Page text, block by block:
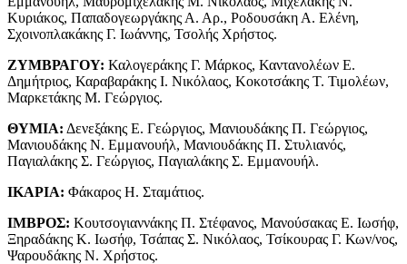
Κυριάκος, Παπαδογεωργάκης Α. Αρ., Ροδουσάκη Α. Ελένη,
Σχοινοπλακάκης Γ. Ιωάννης, Τσολής Χρήστος.
ΖΥΜΒΡΑΓΟΥ: Καλογεράκης Γ. Μάρκος, Καντανολέων Ε.
Δημήτριος, Καραβαράκης I. Νικόλαος, Κοκοτσάκης Τ. Τιμολέων,
Μαρκετάκης Μ. Γεώργιος.
ΘΥΜΙΑ: Δενεξάκης Ε. Γεώργιος, Μανιουδάκης Π. Γεώργιος,
Μανιουδάκης Ν. Εμμανουήλ, Μανιουδάκης Π. Στυλιανός,
Παγιαλάκης Σ. Γεώργιος, Παγιαλάκης Σ. Εμμανουήλ.
ΙΚΑΡΙΑ: Φάκαρος Η. Σταμάτιος.
ΙΜΒΡΟΣ: Κουτσογιαννάκης Π. Στέφανος, Μανούσακας Ε. Ιωσήφ,
Ξηραδάκης Κ. Ιωσήφ, Τσάπας Σ. Νικόλαος, Τσίκουρας Γ. Κων/νος,
Ψαρουδάκης Ν. Χρήστος.